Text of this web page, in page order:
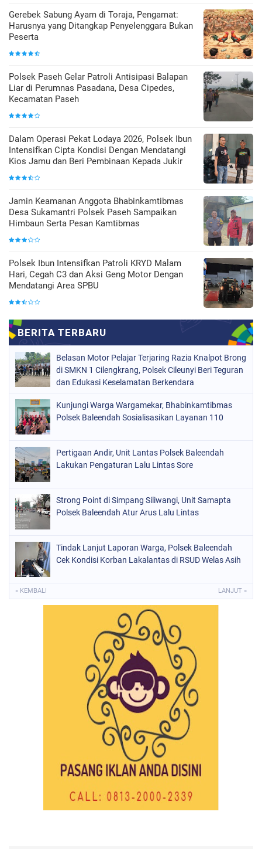
Gerebek Sabung Ayam di Toraja, Pengamat:
Harusnya yang Ditangkap Penyelenggara Bukan
Peserta
Polsek Paseh Gelar Patroli Antisipasi Balapan
Liar di Perumnas Pasadana, Desa Cipedes,
Kecamatan Paseh
Dalam Operasi Pekat Lodaya 2026, Polsek Ibun
Intensifkan Cipta Kondisi Dengan Mendatangi
Kios Jamu dan Beri Pembinaan Kepada Jukir
Jamin Keamanan Anggota Bhabinkamtibmas
Desa Sukamantri Polsek Paseh Sampaikan
Himbaun Serta Pesan Kamtibmas
Polsek Ibun Intensifkan Patroli KRYD Malam
Hari, Cegah C3 dan Aksi Geng Motor Dengan
Mendatangi Area SPBU
Belasan Motor Pelajar Terjaring Razia Knalpot Brong
di SMKN 1 Cilengkrang, Polsek Cileunyi Beri Teguran
dan Edukasi Keselamatan Berkendara
Kunjungi Warga Wargamekar, Bhabinkamtibmas
Polsek Baleendah Sosialisasikan Layanan 110
Pertigaan Andir, Unit Lantas Polsek Baleendah
Lakukan Pengaturan Lalu Lintas Sore
Strong Point di Simpang Siliwangi, Unit Samapta
Polsek Baleendah Atur Arus Lalu Lintas
Tindak Lanjut Laporan Warga, Polsek Baleendah
Cek Kondisi Korban Lakalantas di RSUD Welas Asih
« KEMBALI LANJUT »